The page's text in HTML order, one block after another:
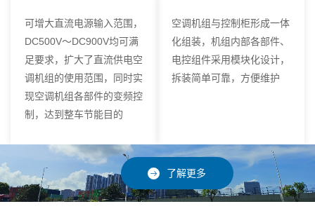
可增大直流电源输入范围，
DC500V～DC900V均可满
足要求，扩大了直流供电空
调机组的使用范围，同时实
现空调机组各部件的变频控
制，达到整车节能目的
空调机组与控制柜形成一体
化组装，机组内部各部件、
电控组件采用模块化设计，
拆装简单可靠，方便维护
了解更多